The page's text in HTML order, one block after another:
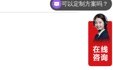
可以定制方案吗？